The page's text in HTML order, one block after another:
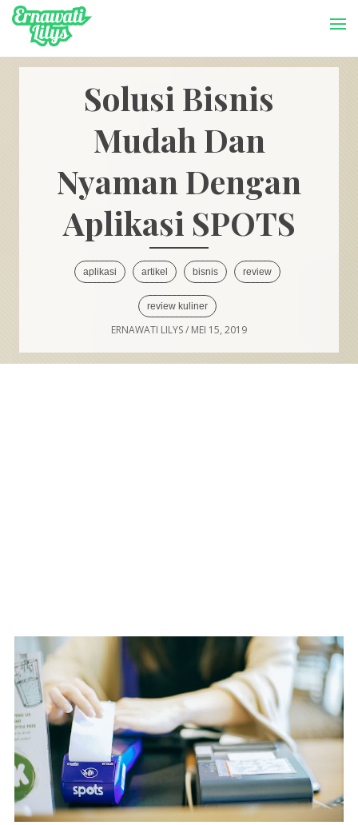
-->
Solusi Bisnis
Mudah Dan
Nyaman Dengan
Aplikasi SPOTS
aplikasi artikel bisnis review
review kuliner
ERNAWATI LILYS/ MEI 15, 2019